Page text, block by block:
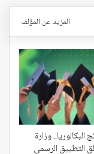
المزيد عن المؤلف
البكالوريا.. وزارة
التطبيق الرسمي